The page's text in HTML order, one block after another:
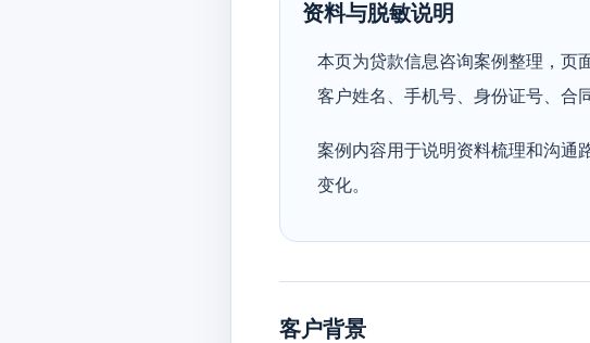
资料与脱敏说明
本页为贷款信息咨询案例整理，页
客户姓名、手机号、身份证号、合
案例内容用于说明资料梳理和沟通
变化。
客户背景